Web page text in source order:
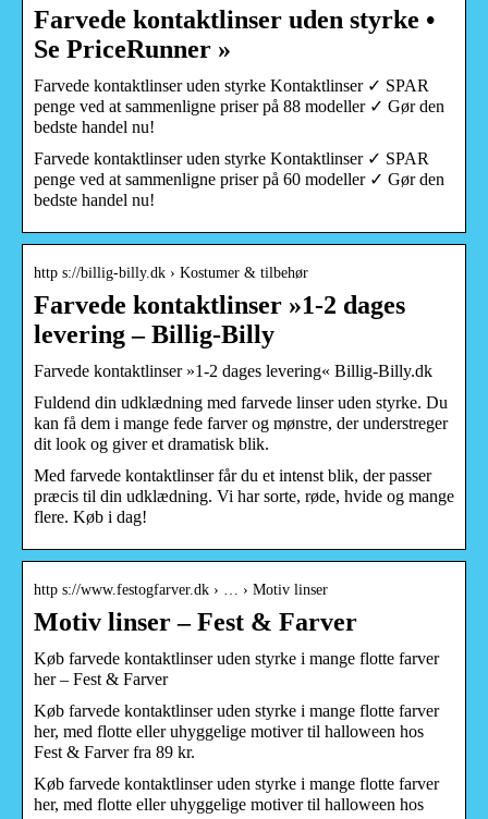
Farvede kontaktlinser uden styrke •
Se PriceRunner »
Farvede kontaktlinser uden styrke Kontaktlinser ✓ SPAR
penge ved at sammenligne priser på 88 modeller ✓ Gør den
bedste handel nu!
Farvede kontaktlinser uden styrke Kontaktlinser ✓ SPAR
penge ved at sammenligne priser på 60 modeller ✓ Gør den
bedste handel nu!
http s://billig-billy.dk › Kostumer & tilbehør
Farvede kontaktlinser »1-2 dages
levering – Billig-Billy
Farvede kontaktlinser »1-2 dages levering« Billig-Billy.dk
Fuldend din udklædning med farvede linser uden styrke. Du
kan få dem i mange fede farver og mønstre, der understreger
dit look og giver et dramatisk blik.
Med farvede kontaktlinser får du et intenst blik, der passer
præcis til din udklædning. Vi har sorte, røde, hvide og mange
flere. Køb i dag!
http s://www.festogfarver.dk › … › Motiv linser
Motiv linser – Fest & Farver
Køb farvede kontaktlinser uden styrke i mange flotte farver
her – Fest & Farver
Køb farvede kontaktlinser uden styrke i mange flotte farver
her, med flotte eller uhyggelige motiver til halloween hos
Fest & Farver fra 89 kr.
Køb farvede kontaktlinser uden styrke i mange flotte farver
her, med flotte eller uhyggelige motiver til halloween hos